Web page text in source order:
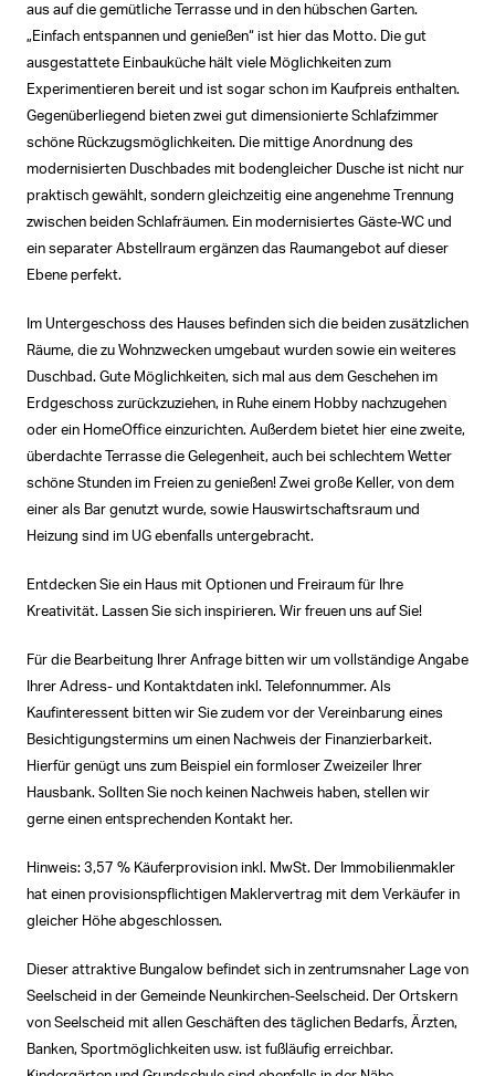
aus auf die gemütliche Terrasse und in den hübschen Garten.
„Einfach entspannen und genießen“ ist hier das Motto. Die gut
ausgestattete Einbauküche hält viele Möglichkeiten zum
Experimentieren bereit und ist sogar schon im Kaufpreis enthalten.
Gegenüberliegend bieten zwei gut dimensionierte Schlafzimmer
schöne Rückzugsmöglichkeiten. Die mittige Anordnung des
modernisierten Duschbades mit bodengleicher Dusche ist nicht nur
praktisch gewählt, sondern gleichzeitig eine angenehme Trennung
zwischen beiden Schlafräumen. Ein modernisiertes Gäste-WC und
ein separater Abstellraum ergänzen das Raumangebot auf dieser
Ebene perfekt.
Im Untergeschoss des Hauses befinden sich die beiden zusätzlichen
Räume, die zu Wohnzwecken umgebaut wurden sowie ein weiteres
Duschbad. Gute Möglichkeiten, sich mal aus dem Geschehen im
Erdgeschoss zurückzuziehen, in Ruhe einem Hobby nachzugehen
oder ein HomeOffice einzurichten. Außerdem bietet hier eine zweite,
überdachte Terrasse die Gelegenheit, auch bei schlechtem Wetter
schöne Stunden im Freien zu genießen! Zwei große Keller, von dem
einer als Bar genutzt wurde, sowie Hauswirtschaftsraum und
Heizung sind im UG ebenfalls untergebracht.
Entdecken Sie ein Haus mit Optionen und Freiraum für Ihre
Kreativität. Lassen Sie sich inspirieren. Wir freuen uns auf Sie!
Für die Bearbeitung Ihrer Anfrage bitten wir um vollständige Angabe
Ihrer Adress- und Kontaktdaten inkl. Telefonnummer. Als
Kaufinteressent bitten wir Sie zudem vor der Vereinbarung eines
Besichtigungstermins um einen Nachweis der Finanzierbarkeit.
Hierfür genügt uns zum Beispiel ein formloser Zweizeiler Ihrer
Hausbank. Sollten Sie noch keinen Nachweis haben, stellen wir
gerne einen entsprechenden Kontakt her.
Hinweis: 3,57 % Käuferprovision inkl. MwSt. Der Immobilienmakler
hat einen provisionspflichtigen Maklervertrag mit dem Verkäufer in
gleicher Höhe abgeschlossen.
Dieser attraktive Bungalow befindet sich in zentrumsnaher Lage von
Seelscheid in der Gemeinde Neunkirchen-Seelscheid. Der Ortskern
von Seelscheid mit allen Geschäften des täglichen Bedarfs, Ärzten,
Banken, Sportmöglichkeiten usw. ist fußläufig erreichbar.